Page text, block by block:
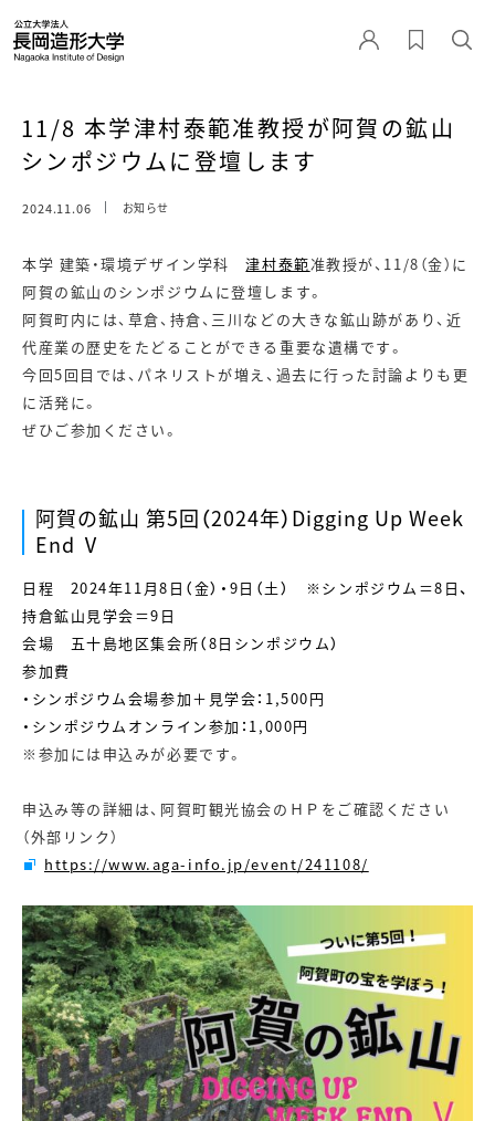
11/8 本学津村泰範准教授が阿賀の鉱山
シンポジウムに登壇します
2024.11.06 お知らせ
本学 建築・環境デザイン学科津村泰範准教授が、11/8（金）に
阿賀の鉱山のシンポジウムに登壇します。
阿賀町内には、草倉、持倉、三川などの大きな鉱山跡があり、近
代産業の歴史をたどることができる重要な遺構です。
今回5回目では、パネリストが増え、過去に行った討論よりも更
に活発に。
ぜひご参加ください。
阿賀の鉱山 第5回（2024年）Digging Up Week
End Ⅴ
日程 2024年11月8日（金）・9日（土） ※シンポジウム＝8日、
持倉鉱山見学会＝9日
会場 五十島地区集会所（8日シンポジウム）
参加費
・シンポジウム会場参加＋見学会：1,500円
・シンポジウムオンライン参加：1,000円
※参加には申込みが必要です。
申込み等の詳細は、阿賀町観光協会のＨＰをご確認ください
（外部リンク）
https://www.aga-info.jp/event/241108/